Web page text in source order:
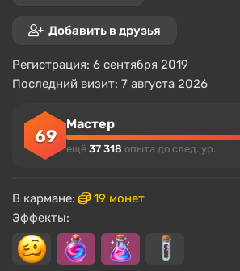
Добавить в друзья
Регистрация: 6 сентября 2019
Последний визит: 7 августа 2026
69
Мастер
ещё 37 318 опыта до след. ур.
В кармане:
19 монет
Эффекты: